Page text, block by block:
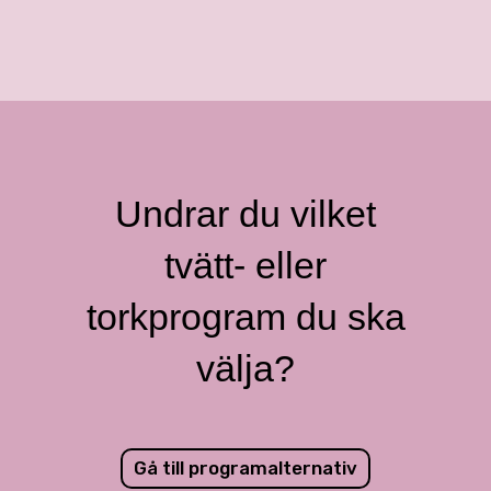
Undrar du vilket
tvätt- eller
torkprogram du ska
välja?
Gå till programalternativ